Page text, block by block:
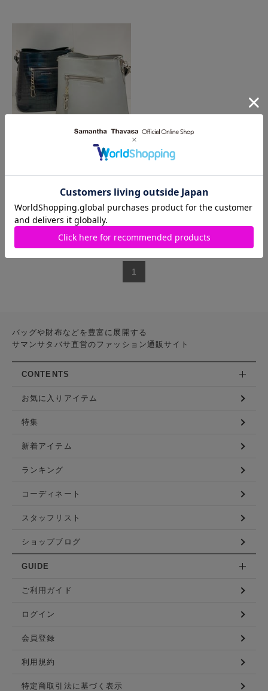
1
バッグや財布などを豊富に展開する
サマンサタバサ直営のファッション通販サイト
CONTENTS
お気に入りアイテム
特集
新着アイテム
ランキング
コーディネート
スタッフリスト
ショップブログ
GUIDE
ご利用ガイド
ログイン
会員登録
利用規約
特定商取引法に基づく表示